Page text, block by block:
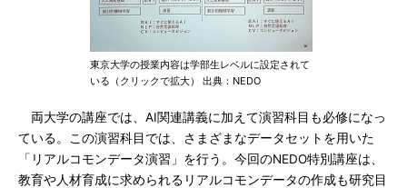
東京大学の授業内容は学部生レベルに設定されて
いる（クリックで拡大） 出典：NEDO
両大学の講座では、AI関連講義に加えて演習科目も必修になっ
ている。この演習科目では、さまざまなデータセットを用いた
「リアルコモンデータ演習」を行う。今回のNEDO特別講座は、
教育や人材育成に求められるリアルコモンデータの作成も研究目